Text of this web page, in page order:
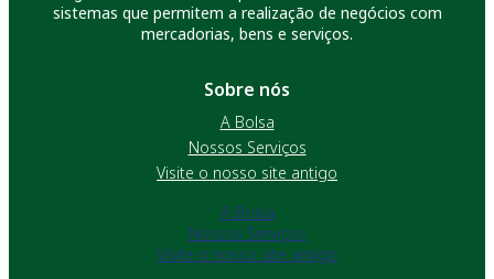
sistemas que permitem a realização de negócios com
mercadorias, bens e serviços.
Sobre nós
A Bolsa
Nossos Serviços
Visite o nosso site antigo
A Bolsa
Nossos Serviços
Visite o nosso site antigo